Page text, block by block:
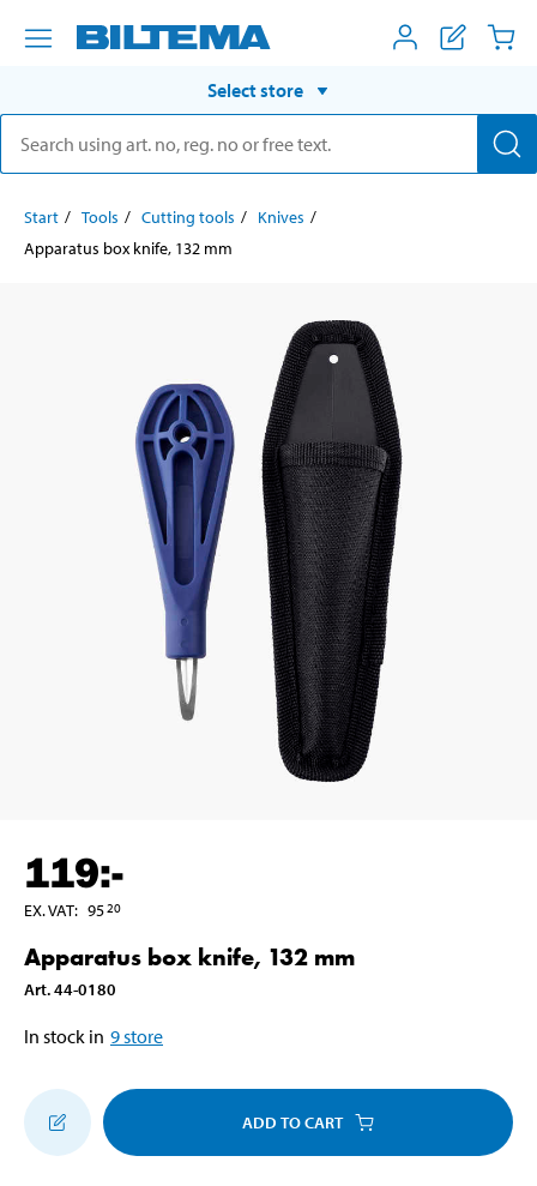
Select store
Start Tools Cutting tools
Knives
Apparatus box knife, 132 mm
119:-
EX. VAT: 9520
Apparatus box knife, 132 mm
Art.44-0180
In stock in 9store
ADD TO CART